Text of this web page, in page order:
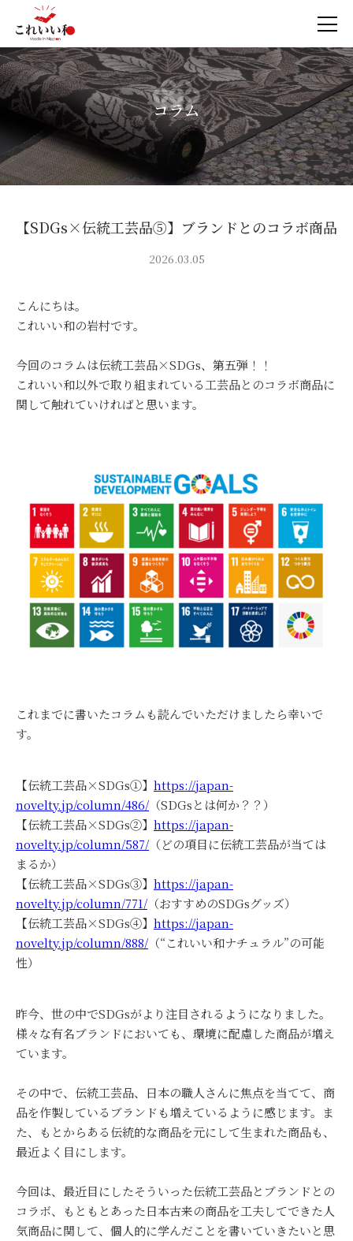
コラム
【SDGs×伝統工芸品⑤】ブランドとのコラボ商品
2026.03.05
こんにちは。
これいい和の岩村です。
今回のコラムは伝統工芸品×SDGs、第五弾！！
これいい和以外で取り組まれている工芸品とのコラボ商品に
関して触れていければと思います。
これまでに書いたコラムも読んでいただけましたら幸いで
す。
【伝統工芸品×SDGs①】 https://japan-
novelty.jp/column/486/ （SDGsとは何か？？）
【伝統工芸品×SDGs②】 https://japan-
novelty.jp/column/587/ （どの項目に伝統工芸品が当ては
まるか）
【伝統工芸品×SDGs③】 https://japan-
novelty.jp/column/771/ （おすすめのSDGsグッズ）
【伝統工芸品×SDGs④】 https://japan-
novelty.jp/column/888/ （“これいい和ナチュラル”の可能
性）
昨今、世の中でSDGsがより注目されるようになりました。
様々な有名ブランドにおいても、環境に配慮した商品が増え
ています。
その中で、伝統工芸品、日本の職人さんに焦点を当てて、商
品を作製しているブランドも増えているように感じます。ま
た、もとからある伝統的な商品を元にして生まれた商品も、
最近よく目にします。
今回は、最近目にしたそういった伝統工芸品とブランドとの
コラボ、もともとあった日本古来の商品を工夫してできた人
気商品に関して、個人的に学んだことを書いていきたいと思